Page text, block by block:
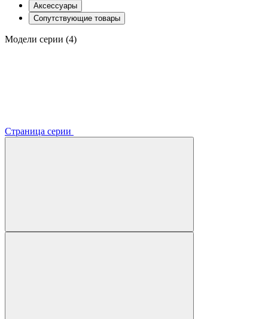
Аксессуары
Сопутствующие товары
Модели серии (4)
Страница серии